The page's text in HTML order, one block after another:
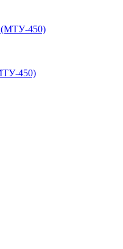
450)